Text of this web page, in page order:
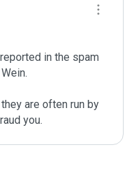
in the spam
are often run by
you.